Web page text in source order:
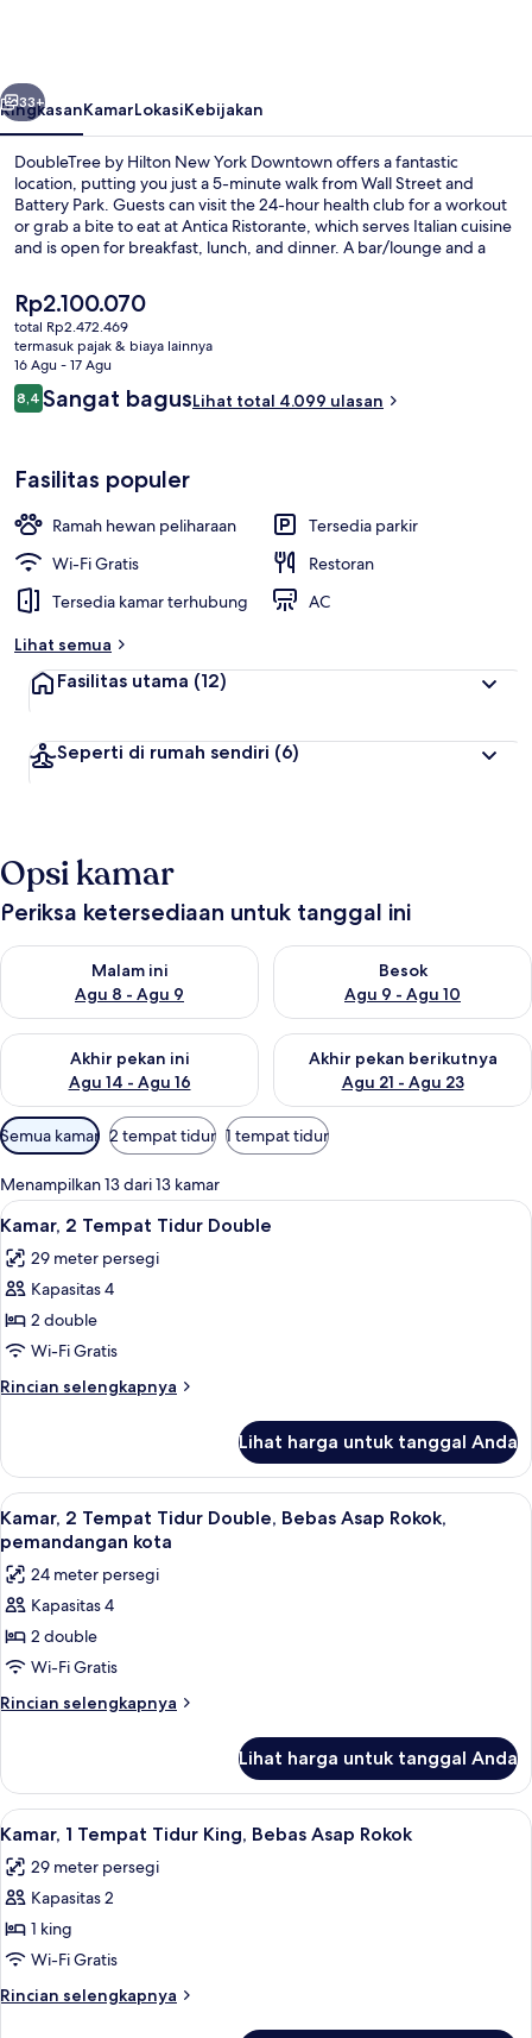
Downtown
Berikutnya
33+
RingkasanKamarLokasiKebijakan
DoubleTree by Hilton New York Downtown offers a fantastic
location, putting you just a 5-minute walk from Wall Street and
Battery Park. Guests can visit the 24-hour health club for a workout
or grab a bite to eat at Antica Ristorante, which serves Italian cuisine
and is open for breakfast, lunch, and dinner. A bar/lounge and a
for the sightseeing and because it's just a short walk to public
transportation: Whitehall St. Station is just steps away and Bowling
Green Station is 3 minutes.
Harga
saat
ini
Rp2.100.070
Rp2.100.070
total Rp2.472.469
termasuk pajak & biaya lainnya
16 Agu - 17 Agu
Ulasan
8,48,4 dari 10
Sangat bagusLihat total 4.099 ulasan
Fasilitas populer
Ramah hewan peliharaan
Tersedia parkir
Wi-Fi Gratis
Restoran
Tersedia kamar terhubung
AC
Lihat semua
Fasilitas utama (12)
Seperti di rumah sendiri (6)
Opsi kamar
Periksa ketersediaan untuk tanggal ini
Malam ini
Agu 8 - Agu 9
Periksa ketersediaan untuk malam ini Agu 8 - Agu 9
Besok
Agu 9 - Agu 10
Periksa ketersediaan untuk
Akhir pekan ini
Agu 14 - Agu 16
Periksa ketersediaan untuk akhir pekan ini Agu 14 - Agu 16
Akhir pekan berikutnya
Agu 21 - Agu 23
Periksa ketersediaan untuk
Filter
tersedia
untuk
kamar
Semua kamar 2 tempat tidur 1 tempat tidur
Menampilkan 13 dari 13 kamar
Lihat
semua
foto
untuk
Kamar,
2
Tempat
Tidur
Brankas, meja kerja, ruang kerja
4
Kamar, 2 Tempat Tidur Double
29 meter persegi
Kapasitas 4
2 double
Wi-Fi Gratis
Rincian selengkapnya
Rincian
Kamar,
Tempat
Tidur
Double
Lihat harga untuk tanggal Anda
Lihat
semua
foto
untuk
Kamar,
2
Tempat
Tidur
Asap
Rokok,
pemandangan
kota
Kamar, 2 Tempat Tidur Double,
4
Kamar, 2 Tempat Tidur Double, Bebas Asap Rokok,
pemandangan kota
24 meter persegi
Kapasitas 4
2 double
Wi-Fi Gratis
Rincian selengkapnya
Rincian
Kamar,
Tempat
Double,
Bebas
Rokok,
pemandangan
Lihat harga untuk tanggal Anda
Lihat
semua
foto
untuk
Kamar,
1
Tempat
Tidur
Brankas, meja kerja, ruang kerja
4
Kamar, 1 Tempat Tidur King, Bebas Asap Rokok
29 meter persegi
Kapasitas 2
1 king
Wi-Fi Gratis
Rincian selengkapnya
Rincian